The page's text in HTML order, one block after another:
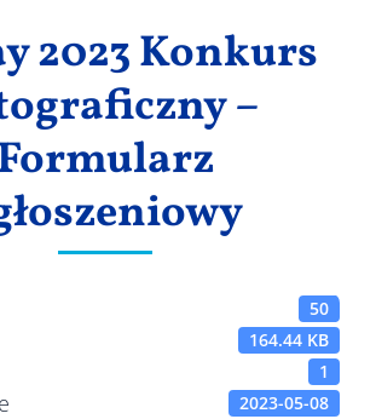
2023 Konkurs
–
50
164.44 KB
1
2023-05-08